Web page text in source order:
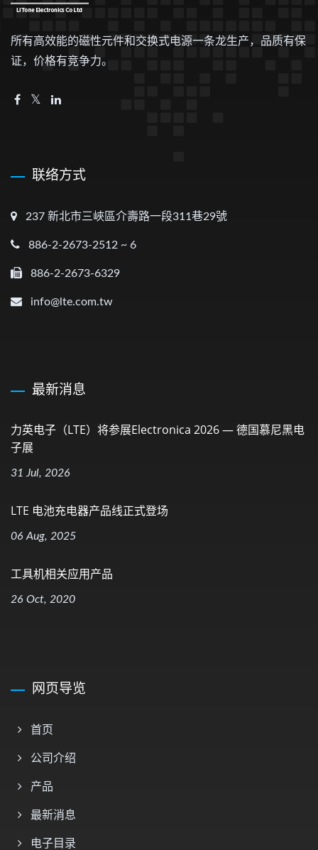
所有高效能的磁性元件和交换式电源一条龙生产，品质有保
证，价格有竞争力。
联络方式
237 新北市三峽區介壽路一段311巷29號
886-2-2673-2512 ~ 6
886-2-2673-6329
info@lte.com.tw
最新消息
力英电子（LTE）将参展electronica 2026 — 德国慕尼黑电
子展
31 Jul, 2026
LTE 电池充电器产品线正式登场
06 Aug, 2025
工具机相关应用产品
26 Oct, 2020
网页导览
首页
公司介绍
产品
最新消息
电子目录